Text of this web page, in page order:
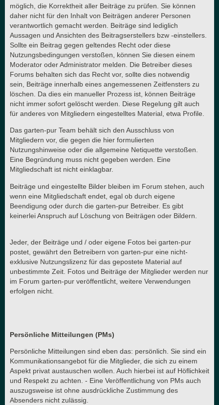
möglich, die Korrektheit aller Beiträge zu prüfen. Sie können
daher nicht für den Inhalt von Beiträgen anderer Personen
verantwortlich gemacht werden. Beiträge sind lediglich
Aussagen und Ansichten des Beitragserstellers bzw -einstellers.
Sollte ein Beitrag gegen geltendes Recht oder diese
Nutzungsbedingungen verstoßen, können Sie diesen einem
Moderator oder Administrator melden. Die Betreiber dieses
Forums behalten sich das Recht vor, sollte dies notwendig
sein, Beiträge innerhalb eines angemessenen Zeitfensters zu
löschen. Da dies ein manueller Prozess ist, können Beiträge
nicht immer sofort gelöscht werden. Diese Regelung gilt auch
für anderes von Mitgliedern eingestelltes Material, etwa Profile.
Das garten-pur Team behält sich den Ausschluss von
Mitgliedern vor, die gegen die hier formulierten
Nutzungshinweise oder die allgemeine Netiquette verstoßen.
Eine Begründung muss nicht gegeben werden. Eine
Mitgliedschaft ist nicht einklagbar.
Beiträge und eingestellte Bilder bleiben im Forum stehen, auch
wenn eine Mitgliedschaft endet, egal ob durch eigene
Beendigung oder durch die garten-pur Betreiber. Es gibt
keinerlei Anspruch auf Löschung von Beiträgen oder Bildern.
Jeder, der Beiträge und / oder eigene Fotos bei garten-pur
postet, gewährt den Betreibern von garten-pur eine nicht-
exklusive Nutzungslizenz für das gepostete Material auf
unbestimmte Zeit. Fotos und Beiträge der Mitglieder werden nur
im Forum garten-pur veröffentlicht, weitere Verwendungen
erfolgen nicht.
Persönliche Mitteilungen (PMs)
Persönliche Mitteilungen sind eben das: persönlich. Sie sind ein
Kommunikationsangebot für die Mitglieder, die sich zu einem
Aspekt privat austauschen wollen. Auch hierbei ist auf Höflichkeit
und Respekt zu achten. - Eine Veröffentlichung von PMs auch
auszugsweise ist ohne ausdrückliche Zustimmung des
Absenders nicht zulässig.